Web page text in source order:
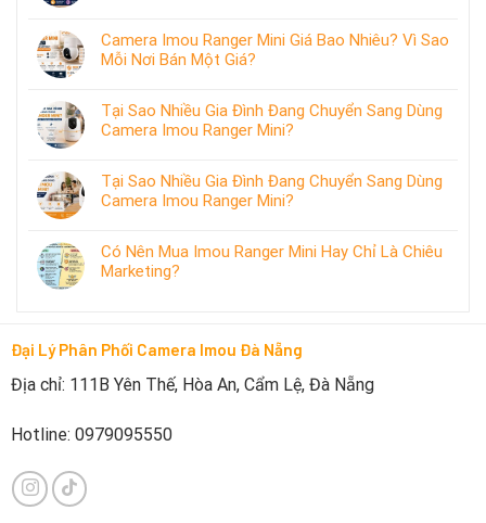
Camera Imou Ranger Mini Giá Bao Nhiêu? Vì Sao
Mỗi Nơi Bán Một Giá?
Tại Sao Nhiều Gia Đình Đang Chuyển Sang Dùng
Camera Imou Ranger Mini?
Tại Sao Nhiều Gia Đình Đang Chuyển Sang Dùng
Camera Imou Ranger Mini?
Có Nên Mua Imou Ranger Mini Hay Chỉ Là Chiêu
Marketing?
Đại Lý Phân Phối Camera Imou Đà Nẵng
Địa chỉ: 111B Yên Thế, Hòa An, Cẩm Lệ, Đà Nẵng
Hotline: 0979095550